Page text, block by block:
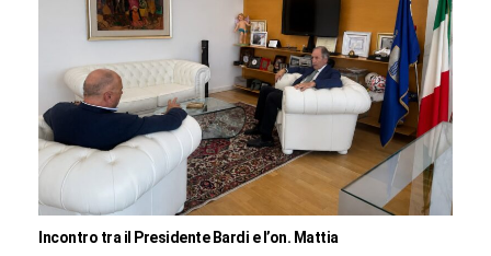
Incontro tra il Presidente Bardi e l’on. Mattia